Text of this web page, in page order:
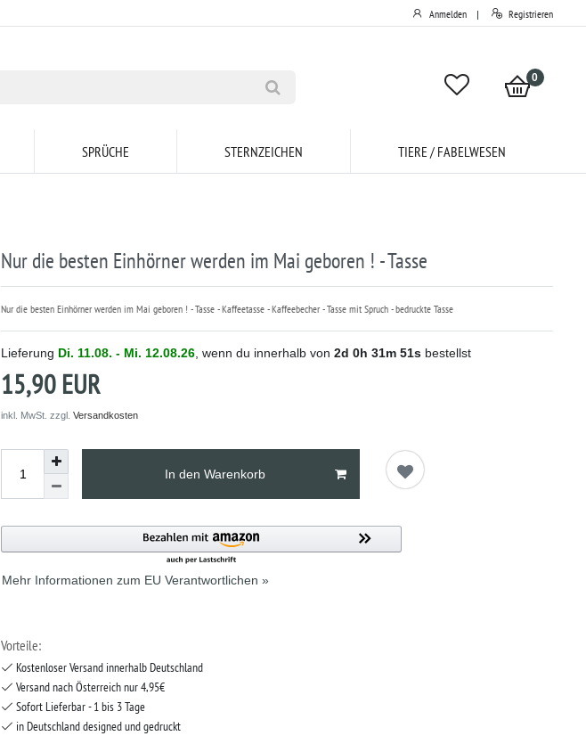
Anmelden | Registrieren
0
SPRÜCHE STERNZEICHEN TIERE / FABELWESEN
Nur die besten Einhörner werden im Mai geboren ! - Tasse
Nur die besten Einhörner werden im Mai geboren ! - Tasse - Kaffeetasse - Kaffeebecher - Tasse mit Spruch - bedruckte Tasse
Lieferung Di. 11.08. - Mi. 12.08.26, wenn du innerhalb von 2d 0h 31m 51s bestellst
15,90 EUR
inkl. MwSt. zzgl. Versandkosten
In den Warenkorb
Mehr Informationen zum EU Verantwortlichen »
Vorteile:
Kostenloser Versand innerhalb Deutschland
Versand nach Österreich nur 4,95€
Sofort Lieferbar - 1 bis 3 Tage
in Deutschland designed und gedruckt